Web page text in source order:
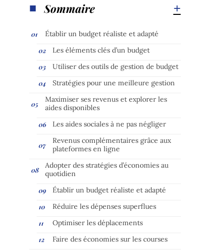
Sommaire
Établir un budget réaliste et adapté
Les éléments clés d’un budget
Utiliser des outils de gestion de budget
Stratégies pour une meilleure gestion
Maximiser ses revenus et explorer les
aides disponibles
Les aides sociales à ne pas négliger
Revenus complémentaires grâce aux
plateformes en ligne
Adopter des stratégies d’économies au
quotidien
Établir un budget réaliste et adapté
Réduire les dépenses superflues
Optimiser les déplacements
Faire des économies sur les courses